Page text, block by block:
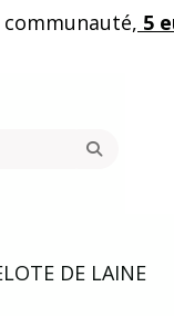
5
DE LAINE